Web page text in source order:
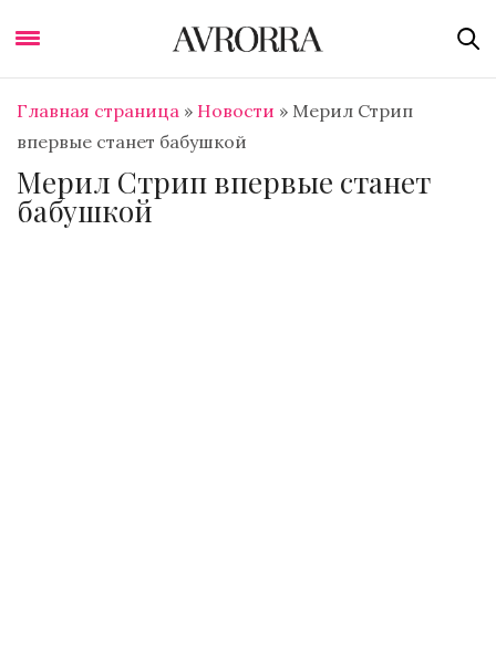
Главная страница » Новости » Мерил Стрип
впервые станет бабушкой
Мерил Стрип впервые станет
бабушкой